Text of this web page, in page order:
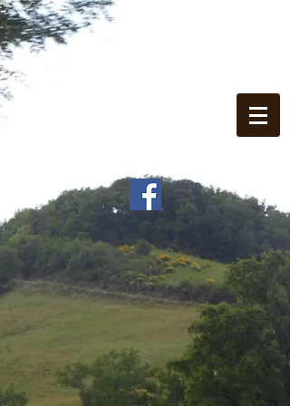
Panství Puy d'Auzon